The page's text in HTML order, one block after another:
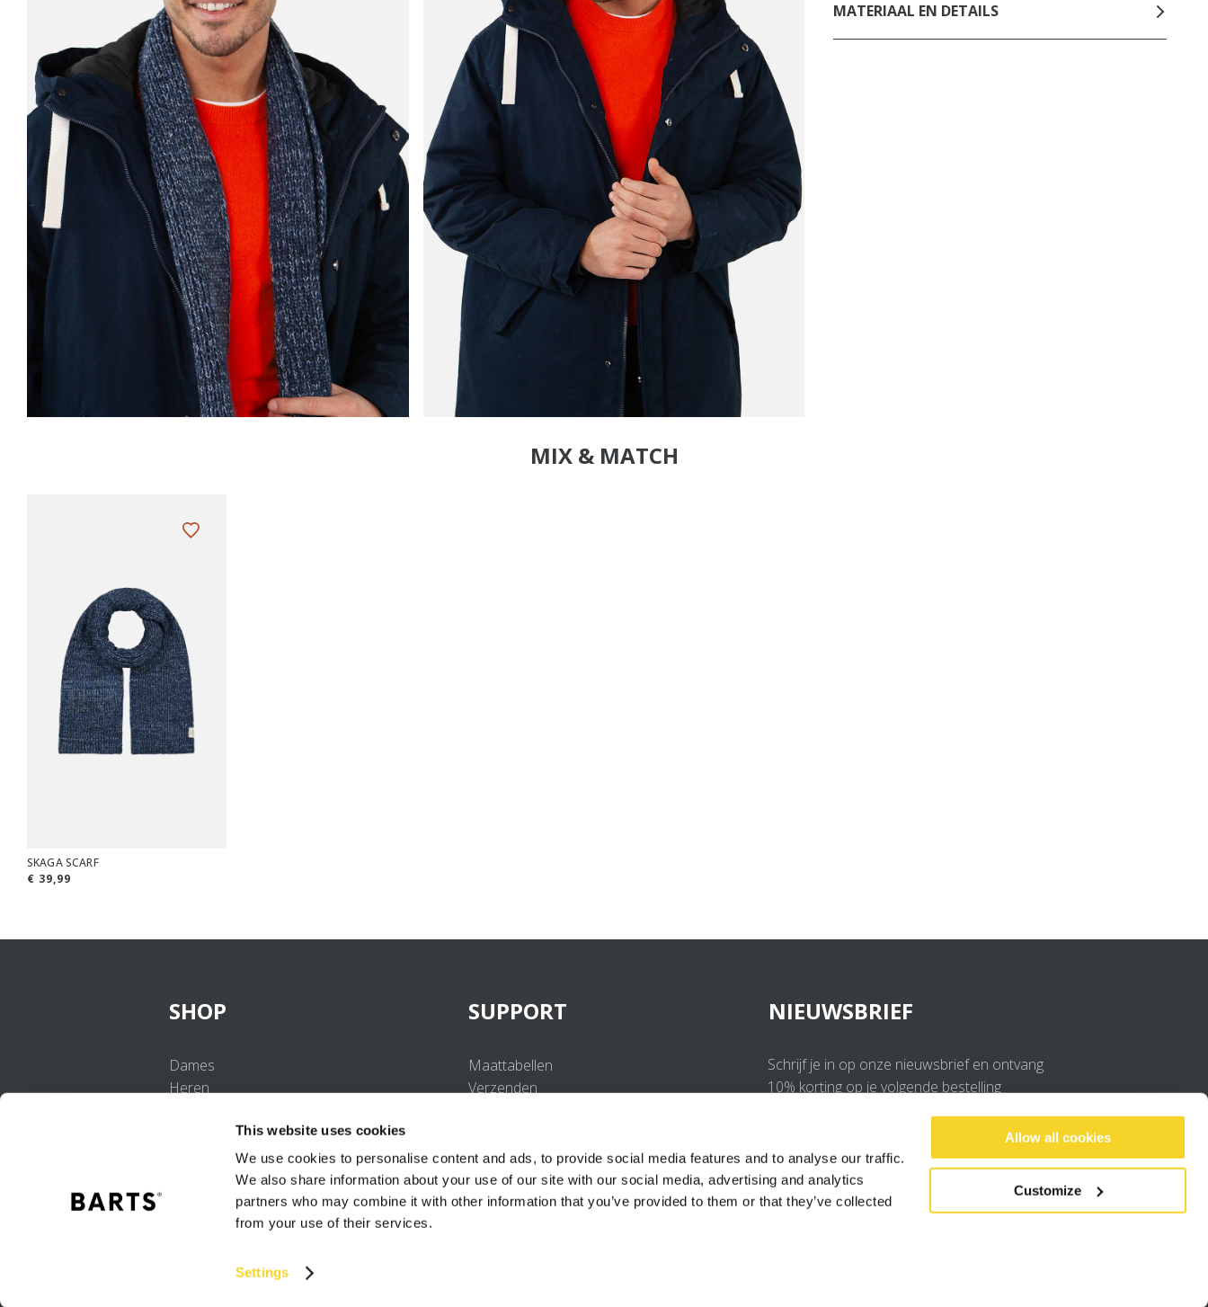
This website uses cookies
We use cookies to personalise content and ads, to provide social media features and to analyse our traffic.
We also share information about your use of our site with our social media, advertising and analytics
partners who may combine it with other information that you’ve provided to them or that they’ve collected
from your use of their services.
Settings
Allow all cookies
Customize
MATERIAAL EN DETAILS
MIX & MATCH
SKAGA SCARF
€ 39,99
SHOP
Dames
Heren
SUPPORT
Maattabellen
Verzenden
Contact
UV-Beschermingsnorm
B2B Portal Login
NIEUWSBRIEF
Schrijf je in op onze nieuwsbrief en ontvang
10% korting op je volgende bestelling
Ik ga akkoord met de